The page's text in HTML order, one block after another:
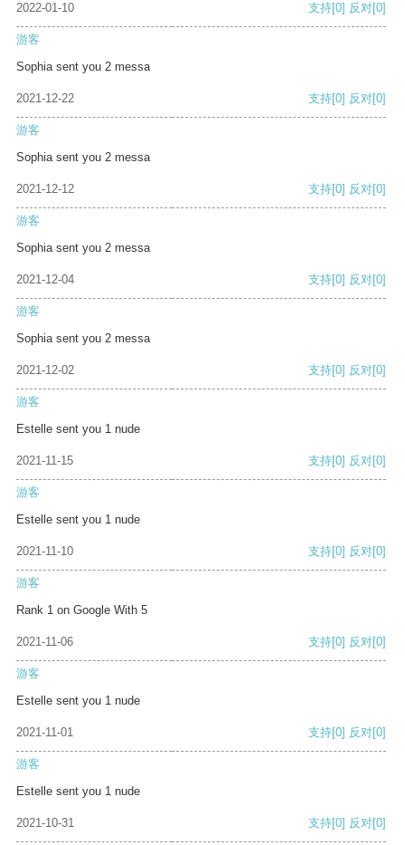
2022-01-10 支持[0] 反对[0]
游客
Sophia sent you 2 messa
2021-12-22 支持[0] 反对[0]
游客
Sophia sent you 2 messa
2021-12-12 支持[0] 反对[0]
游客
Sophia sent you 2 messa
2021-12-04 支持[0] 反对[0]
游客
Sophia sent you 2 messa
2021-12-02 支持[0] 反对[0]
游客
Estelle sent you 1 nude
2021-11-15 支持[0] 反对[0]
游客
Estelle sent you 1 nude
2021-11-10 支持[0] 反对[0]
游客
Rank 1 on Google With 5
2021-11-06 支持[0] 反对[0]
游客
Estelle sent you 1 nude
2021-11-01 支持[0] 反对[0]
游客
Estelle sent you 1 nude
2021-10-31 支持[0] 反对[0]